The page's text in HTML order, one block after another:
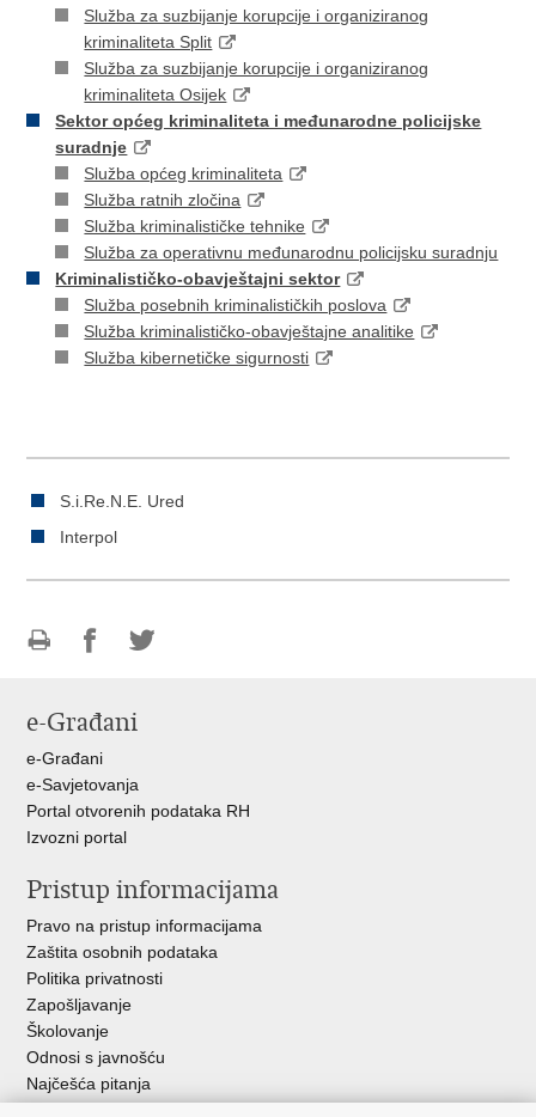
Služba za suzbijanje korupcije i organiziranog
kriminaliteta Split
Služba za suzbijanje korupcije i organiziranog
kriminaliteta Osijek
Sektor općeg kriminaliteta i međunarodne policijske
suradnje
Služba općeg kriminaliteta
Služba ratnih zločina
Služba kriminalističke tehnike
Služba za operativnu međunarodnu policijsku suradnju
Kriminalističko-obavještajni sektor
Služba posebnih kriminalističkih poslova
Služba kriminalističko-obavještajne analitike
Služba kibernetičke sigurnosti
S.i.Re.N.E. Ured
Interpol
FacebookuTwitteru
e-Građani
e-Građani
e-Savjetovanja
Portal otvorenih podataka RH
Izvozni portal
Pristup informacijama
Pravo na pristup informacijama
Zaštita osobnih podataka
Politika privatnosti
Zapošljavanje
Školovanje
Odnosi s javnošću
Najčešća pitanja